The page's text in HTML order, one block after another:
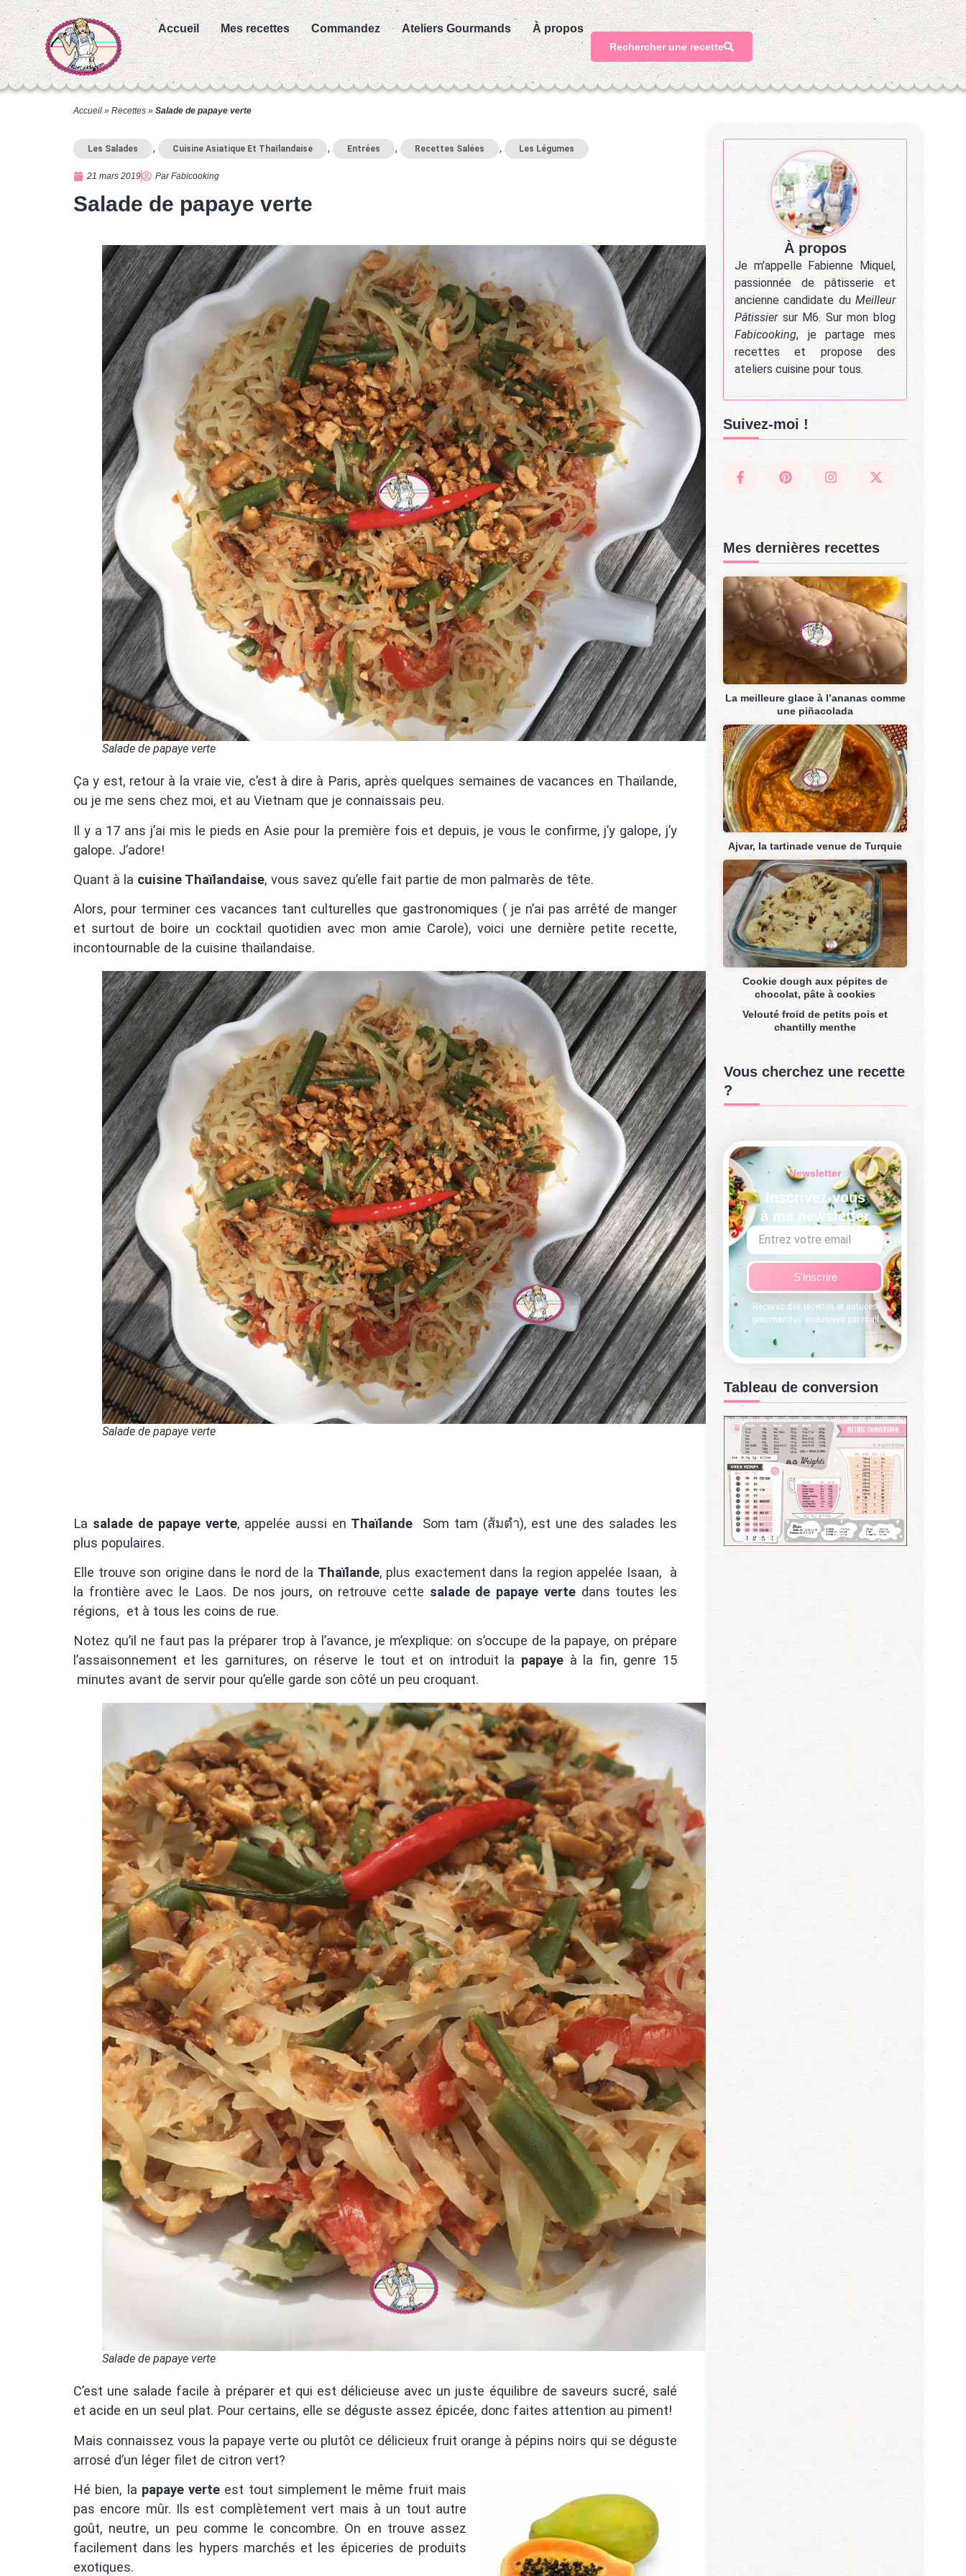
Accueil Mes recettes Commandez Ateliers Gourmands À propos
Rechercher une recette
Accueil » Recettes » Salade de papaye verte
Les Salades , Cuisine Asiatique Et Thaïlandaise , Entrées , Recettes Salées , Les Légumes
21 mars 2019 ParFabicooking
Salade de papaye verte
Salade de papaye verte
Ça y est, retour à la vraie vie, c’est à dire à Paris, après quelques semaines de vacances en Thaïlande,
ou je me sens chez moi, et au Vietnam que je connaissais peu.
Il y a 17 ans j’ai mis le pieds en Asie pour la première fois et depuis, je vous le confirme, j’y galope, j’y
galope. J’adore!
Quant à la cuisine Thaïlandaise, vous savez qu’elle fait partie de mon palmarès de tête.
Alors, pour terminer ces vacances tant culturelles que gastronomiques ( je n’ai pas arrêté de manger
et surtout de boire un cocktail quotidien avec mon amie Carole), voici une dernière petite recette,
incontournable de la cuisine thaïlandaise.
Salade de papaye verte
La salade de papaye verte, appelée aussi en Thaïlande Som tam (ส้มตำ), est une des salades les
plus populaires.
Elle trouve son origine dans le nord de la Thaïlande, plus exactement dans la region appelée Isaan, à
la frontière avec le Laos. De nos jours, on retrouve cette salade de papaye vertedans toutes les
régions, et à tous les coins de rue.
Notez qu’il ne faut pas la préparer trop à l’avance, je m’explique: on s’occupe de la papaye, on prépare
l’assaisonnement et les garnitures, on réserve le tout et on introduit la papaye à la fin, genre 15
minutes avant de servir pour qu’elle garde son côté un peu croquant.
Salade de papaye verte
C’est une salade facile à préparer et qui est délicieuse avec un juste équilibre de saveurs sucré, salé
et acide en un seul plat. Pour certains, elle se déguste assez épicée, donc faites attention au piment!
Mais connaissez vous la papaye verte ou plutôt ce délicieux fruit orange à pépins noirs qui se déguste
arrosé d’un léger filet de citron vert?
Hé bien, la papaye verte est tout simplement le même fruit mais
pas encore mûr. Ils est complètement vert mais à un tout autre
goût, neutre, un peu comme le concombre. On en trouve assez
facilement dans les hypers marchés et les épiceries de produits
exotiques.
À propos
Je m’appelle Fabienne Miquel,
passionnée de pâtisserie et
ancienne candidate du Meilleur
Pâtissiersur M6. Sur mon blog
Fabicooking, je partage mes
recettes et propose des
ateliers cuisine pour tous.
Suivez-moi !
Mes dernières recettes
La meilleure glace à l’ananas comme
une piñacolada
Ajvar, la tartinade venue de Turquie
Cookie dough aux pépites de
chocolat, pâte à cookies
Velouté froid de petits pois et
chantilly menthe
Vous cherchez une recette
?
Newsletter
Inscrivez-vous
à ma newsletter
S'inscrire
Recevez des recettes et astuces
gourmandes exclusives par mail
Tableau de conversion